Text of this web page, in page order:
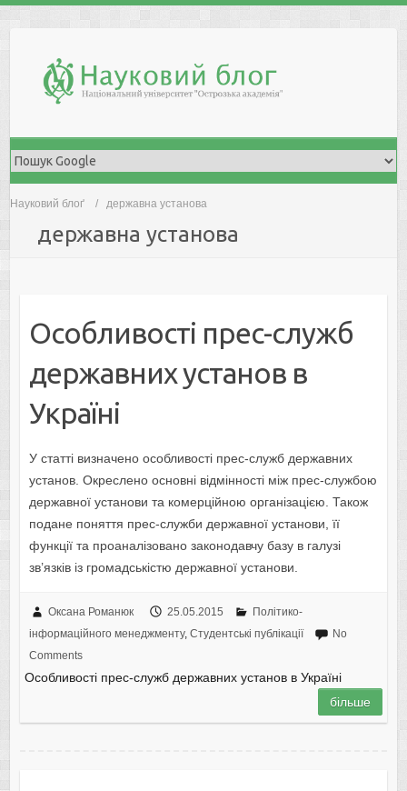
Науковий блоґ державна установа
державна установа
Особливості прес-служб
державних установ в
Україні
У статті визначено особливості прес-служб державних
установ. Окреслено основні відмінності між прес-службою
державної установи та комерційною організацією. Також
подане поняття прес-служби державної установи, її
функції та проаналізовано законодавчу базу в галузі
зв’язків із громадськістю державної установи.
Оксана Романюк 25.05.2015
Політико-
інформаційного менеджменту, Студентські публікації
No
Comments
Особливості прес-служб державних установ в Україні
більше